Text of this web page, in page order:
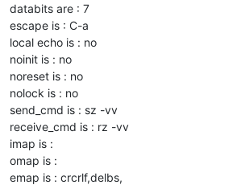
databits are : 7
escape is : C-a
local echo is : no
noinit is : no
noreset is : no
nolock is : no
send_cmd is : sz -vv
receive_cmd is : rz -vv
imap is :
omap is :
emap is : crcrlf,delbs,